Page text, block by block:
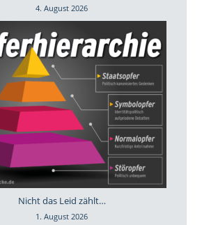
4. August 2026
Nicht das Leid zählt…
1. August 2026